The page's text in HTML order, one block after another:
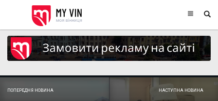
ПОПЕРЕДНЯ НОВИНА НАСТУПНА НОВИНА